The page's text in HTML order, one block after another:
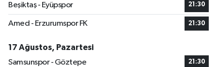
Beşiktaş - Eyüpspor 21:30
Amed - Erzurumspor FK 21:30
17 Ağustos, Pazartesi
Samsunspor - Göztepe
21:30